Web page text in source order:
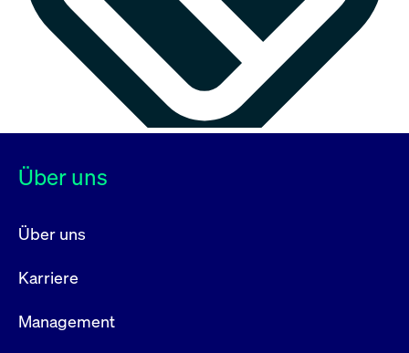
Über uns
Über uns
Karriere
Management